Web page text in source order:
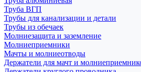
Труба ВГП
Трубы для канализации и детали
Трубы из обечаек
Молниезащита и заземление
Молниеприемники
Мачты и молниеотводы
Держатели для мачт и